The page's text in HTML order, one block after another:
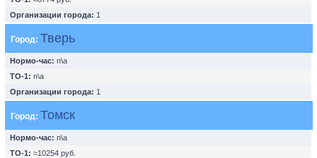
Организации города: 1
Город: Тверь
Нормо-час: n\a
ТО-1: n\a
Организации города: 1
Город: Томск
Нормо-час: n\a
ТО-1: ≈10254 руб.